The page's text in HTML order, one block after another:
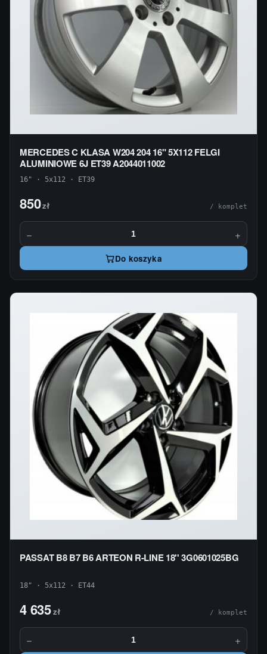
MERCEDES C KLASA W204 204 16" 5X112 FELGI
ALUMINIOWE 6J ET39 A2044011002
16" · 5x112 · ET39
850zł / komplet
− +
Do koszyka
PASSAT B8 B7 B6 ARTEON R-LINE 18'' 3G0601025BG
18" · 5x112 · ET44
4 635zł / komplet
− +